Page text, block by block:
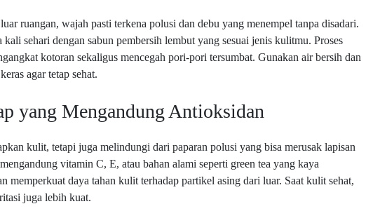
ruangan, wajah pasti terkena polusi dan debu yang menempel tanpa disadari.
sehari dengan sabun pembersih lembut yang sesuai jenis kulitmu. Proses
kotoran sekaligus mencegah pori-pori tersumbat. Gunakan air bersih dan
agar tetap sehat.
yang Mengandung Antioksidan
kulit, tetapi juga melindungi dari paparan polusi yang bisa merusak lapisan
vitamin C, E, atau bahan alami seperti green tea yang kaya
memperkuat daya tahan kulit terhadap partikel asing dari luar. Saat kulit sehat,
juga lebih kuat.